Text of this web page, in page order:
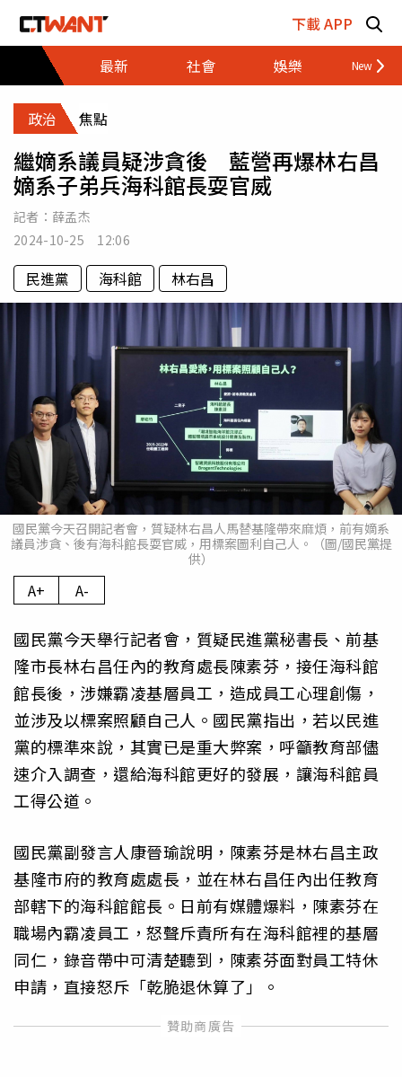
下載 APP
最新
社會 娛樂 財經
政治 焦點
繼嫡系議員疑涉貪後 藍營再爆林右昌
嫡系子弟兵海科館長耍官威
記者： 薛孟杰
2024-10-25 12:06
民進黨 海科館 林右昌
國民黨今天召開記者會，質疑林右昌人馬替基隆帶來麻煩，前有嫡系
議員涉貪、後有海科館長耍官威，用標案圖利自己人。（圖/國民黨提
供）
A+ A-
國民黨今天舉行記者會，質疑民進黨秘書長、前基
隆市長林右昌任內的教育處長陳素芬，接任海科館
館長後，涉嫌霸凌基層員工，造成員工心理創傷，
並涉及以標案照顧自己人。國民黨指出，若以民進
黨的標準來說，其實已是重大弊案，呼籲教育部儘
速介入調查，還給海科館更好的發展，讓海科館員
工得公道。
國民黨副發言人康晉瑜說明，陳素芬是林右昌主政
基隆市府的教育處處長，並在林右昌任內出任教育
部轄下的海科館館長。日前有媒體爆料，陳素芬在
職場內霸凌員工，怒聲斥責所有在海科館裡的基層
同仁，錄音帶中可清楚聽到，陳素芬面對員工特休
申請，直接怒斥「乾脆退休算了」。